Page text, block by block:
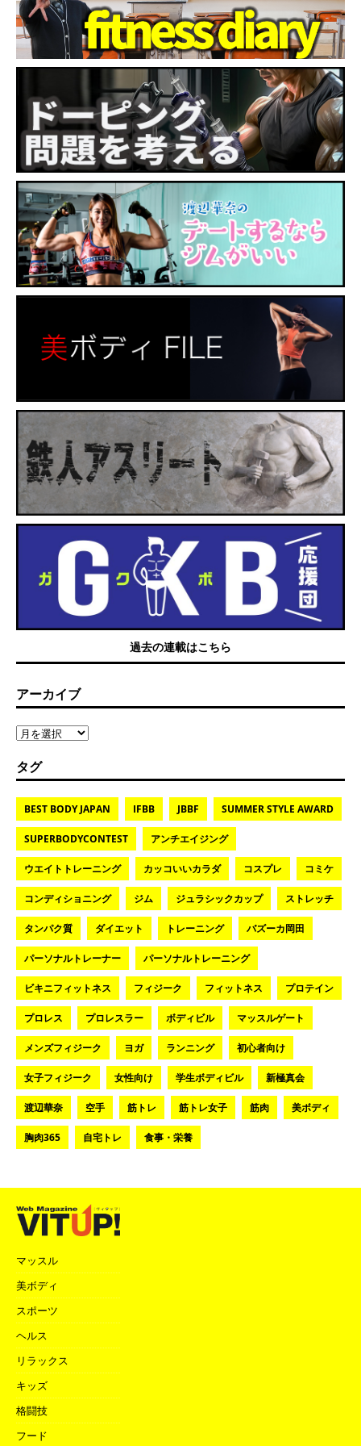
過去の連載はこちら
アーカイブ
タグ
BEST BODY JAPAN IFBB JBBF SUMMER STYLE AWARD
SUPERBODYCONTEST アンチエイジング
ウエイトトレーニング カッコいいカラダ コスプレ コミケ
コンディショニング ジム ジュラシックカップ ストレッチ
タンパク質 ダイエット トレーニング バズーカ岡田
パーソナルトレーナー パーソナルトレーニング
ビキニフィットネス フィジーク フィットネス プロテイン
プロレス プロレスラー ボディビル マッスルゲート
メンズフィジーク ヨガ ランニング 初心者向け
女子フィジーク 女性向け 学生ボディビル 新極真会
渡辺華奈 空手 筋トレ 筋トレ女子 筋肉 美ボディ
胸肉365 自宅トレ 食事・栄養
マッスル
美ボディ
スポーツ
ヘルス
リラックス
キッズ
格闘技
フード